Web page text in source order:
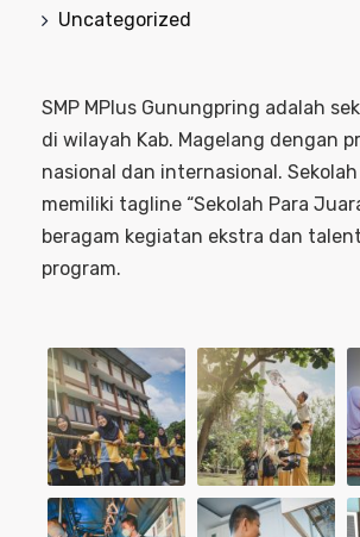
Uncategorized
SMP MPlus Gunungpring adalah
di wilayah Kab. Magelang dengan
nasional dan internasional.
memiliki tagline “Sekolah Para
beragam kegiatan ekstra dan
program.